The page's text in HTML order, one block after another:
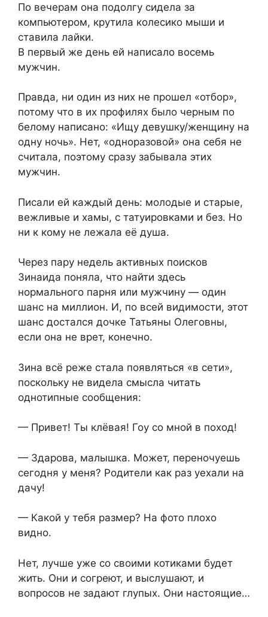
По вечерам она подолгу сидела за
компьютером, крутила колесико мыши и
ставила лайки.
В первый же день ей написало восемь
мужчин.
Правда, ни один из них не прошел «отбор»,
потому что в их профилях было черным по
белому написано: «Ищу девушку/женщину на
одну ночь». Нет, «одноразовой» она себя не
считала, поэтому сразу забывала этих
мужчин.
Писали ей каждый день: молодые и старые,
вежливые и хамы, с татуировками и без. Но
ни к кому не лежала её душа.
Через пару недель активных поисков
Зинаида поняла, что найти здесь
нормального парня или мужчину — один
шанс на миллион. И, по всей видимости, этот
шанс достался дочке Татьяны Олеговны,
если она не врет, конечно.
Зина всё реже стала появляться «в сети»,
поскольку не видела смысла читать
однотипные сообщения:
— Привет! Ты клёвая! Гоу со мной в поход!
— Здарова, малышка. Может, переночуешь
сегодня у меня? Родители как раз уехали на
дачу!
— Какой у тебя размер? На фото плохо
видно.
Нет, лучше уже со своими котиками будет
жить. Они и согреют, и выслушают, и
вопросов не задают глупых. Они настоящие…